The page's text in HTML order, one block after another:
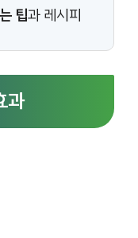
팁과 레시피
과